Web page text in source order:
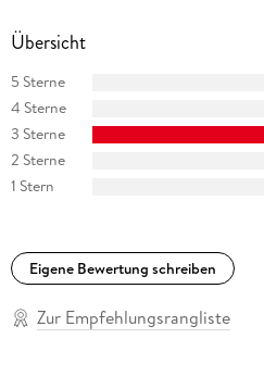
Übersicht
5 Sterne
4 Sterne
3 Sterne
2 Sterne
1 Stern
Eigene Bewertung schreiben
Zur Empfehlungsrangliste